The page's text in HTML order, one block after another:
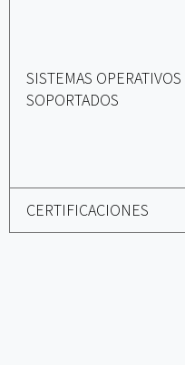
SISTEMAS OPERATIVOS
SOPORTADOS
CERTIFICACIONES